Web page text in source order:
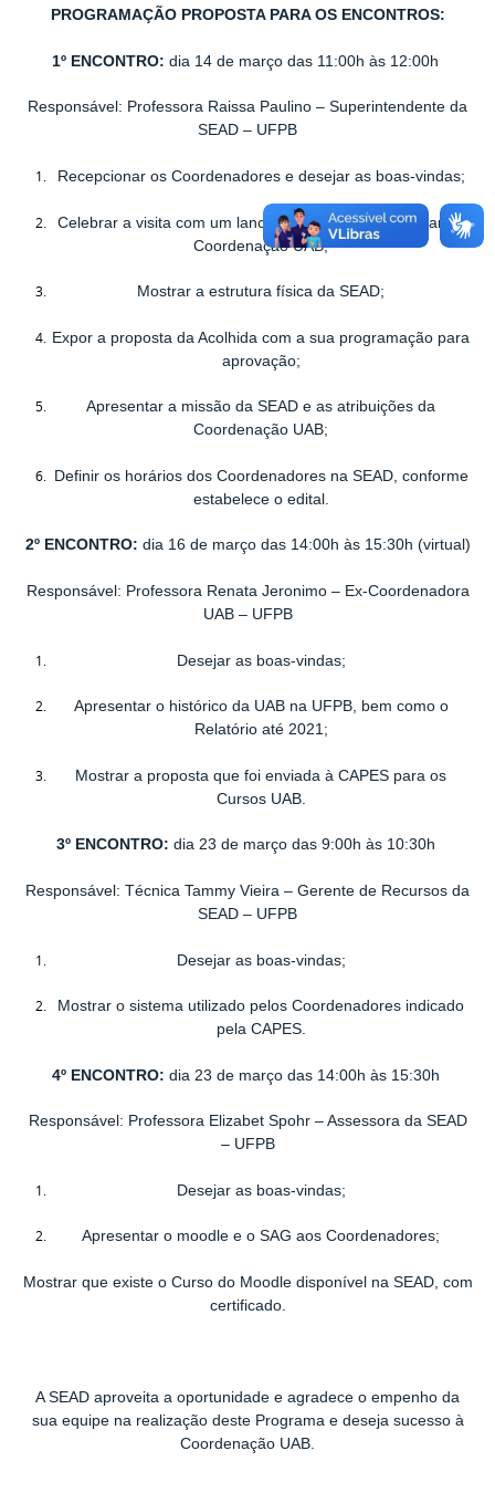
PROGRAMAÇÃO PROPOSTA PARA OS ENCONTROS:
1º ENCONTRO: dia 14 de março das 11:00h às 12:00h
Responsável: Professora Raissa Paulino – Superintendente da
SEAD – UFPB
Recepcionar os Coordenadores e desejar as boas-vindas;
Celebrar a visita com um lanche na sala preparada para a
Coordenação UAB;
Mostrar a estrutura física da SEAD;
Expor a proposta da Acolhida com a sua programação para
aprovação;
Apresentar a missão da SEAD e as atribuições da
Coordenação UAB;
Definir os horários dos Coordenadores na SEAD, conforme
estabelece o edital.
2º ENCONTRO: dia 16 de março das 14:00h às 15:30h (virtual)
Responsável: Professora Renata Jeronimo – Ex-Coordenadora
UAB – UFPB
Desejar as boas-vindas;
Apresentar o histórico da UAB na UFPB, bem como o
Relatório até 2021;
Mostrar a proposta que foi enviada à CAPES para os
Cursos UAB.
3º ENCONTRO: dia 23 de março das 9:00h às 10:30h
Responsável: Técnica Tammy Vieira – Gerente de Recursos da
SEAD – UFPB
Desejar as boas-vindas;
Mostrar o sistema utilizado pelos Coordenadores indicado
pela CAPES.
4º ENCONTRO: dia 23 de março das 14:00h às 15:30h
Responsável: Professora Elizabet Spohr – Assessora da SEAD
– UFPB
Desejar as boas-vindas;
Apresentar o moodle e o SAG aos Coordenadores;
Mostrar que existe o Curso do Moodle disponível na SEAD, com
certificado.
A SEAD aproveita a oportunidade e agradece o empenho da
sua equipe na realização deste Programa e deseja sucesso à
Coordenação UAB.